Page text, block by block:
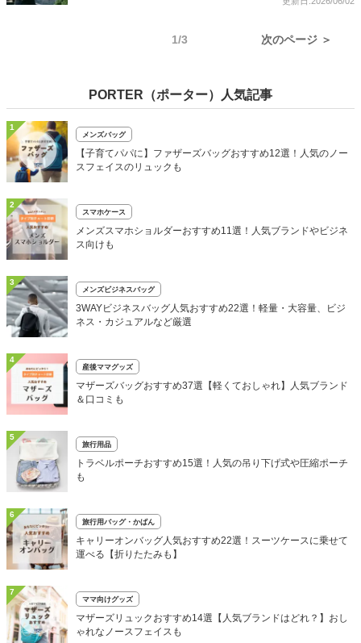
1/3 次のページ ＞
PORTER（ポーター）人気記事
1
メンズバッグ
【子育てパパに】ファザーズバッグおすすめ12選！人気のノー
スフェイスのリュックも
2
スマホケース
メンズスマホショルダーおすすめ11選！人気ブランドやビジネ
ス向けも
3
メンズビジネスバッグ
3WAYビジネスバッグ人気おすすめ22選！軽量・大容量、ビジ
ネス・カジュアルなど厳選
4
産後ママグッズ
マザーズバッグおすすめ37選【軽くておしゃれ】人気ブランド
＆口コミも
5
旅行用品
トラベルポーチおすすめ15選！人気の吊り下げ式や圧縮ポーチ
も
6
旅行用バッグ・かばん
キャリーオンバッグ人気おすすめ22選！スーツケースに乗せて
運べる【折りたたみも】
7
ママ向けグッズ
マザーズリュックおすすめ14選【人気ブランドはどれ？】おし
ゃれなノースフェイスも